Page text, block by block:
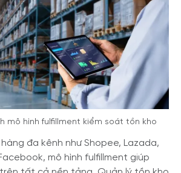
mô hình fulfillment kiểm soát tồn kho
đa kênh như Shopee, Lazada,
mô hình fulfillment giúp